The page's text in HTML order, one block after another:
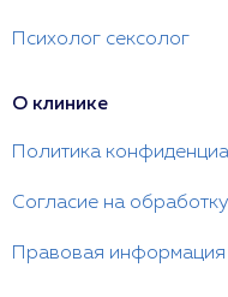
Психолог сексолог
О клинике
Политика
Согласие на
Правовая информация